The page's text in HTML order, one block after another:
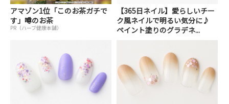
アマゾン1位「このお茶ガチで
す」噂のお茶
PR（ハーブ健康本舗）
【365日ネイル】愛らしいチー
ク風ネイルで明るい気分に♪
ペイント塗りのグラデネ...